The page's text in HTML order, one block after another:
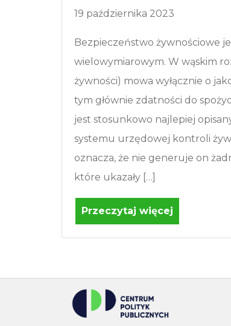
19 października 2023
Bezpieczeństwo żywnościowe
wielowymiarowym. W wąskim
żywności) mowa wyłącznie o
tym głównie zdatności do
jest stosunkowo najlepiej
systemu urzędowej kontroli
oznacza, że nie generuje on
które ukazały […]
Przeczytaj więcej